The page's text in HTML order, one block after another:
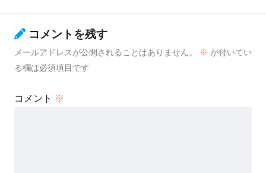
コメントを残す
メールアドレスが公開されることはありません。 ※ が付いてい
る欄は必須項目です
コメント ※